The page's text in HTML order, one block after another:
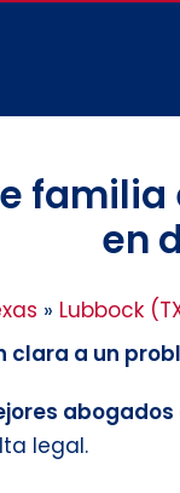
familia
en
» Lubbock
clara a un
legal.